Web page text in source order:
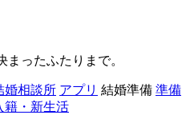
ったふたりまで。
婚相談所 アプリ 結婚準備 準備
籍・新生活